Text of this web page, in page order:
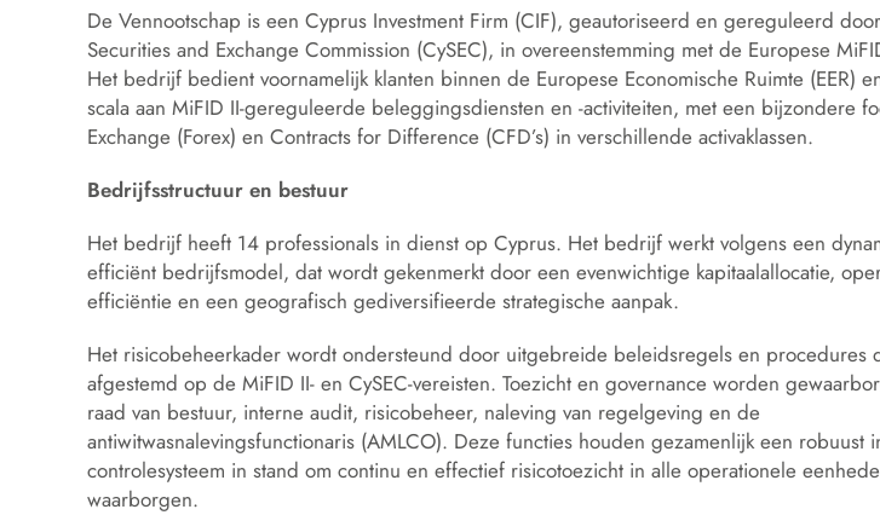
De Vennootschap is een Cyprus Investment Firm (CIF), geautoriseerd en gereguleerd
Securities and Exchange Commission (CySEC), in overeenstemming met de Europese
Het bedrijf bedient voornamelijk klanten binnen de Europese Economische Ruimte (EER)
scala aan MiFID II-gereguleerde beleggingsdiensten en -activiteiten, met een bijzondere
Exchange (Forex) en Contracts for Difference (CFD’s) in verschillende activaklassen.
Bedrijfsstructuur en bestuur
Het bedrijf heeft 14 professionals in dienst op Cyprus. Het bedrijf werkt volgens een
efficiënt bedrijfsmodel, dat wordt gekenmerkt door een evenwichtige kapitaalallocatie,
efficiëntie en een geografisch gediversifieerde strategische aanpak.
Het risicobeheerkader wordt ondersteund door uitgebreide beleidsregels en procedures
afgestemd op de MiFID II- en CySEC-vereisten. Toezicht en governance worden
raad van bestuur, interne audit, risicobeheer, naleving van regelgeving en de
antiwitwasnalevingsfunctionaris (AMLCO). Deze functies houden gezamenlijk een robuust
controlesysteem in stand om continu en effectief risicotoezicht in alle operationele
waarborgen.